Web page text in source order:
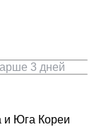
3 дней
Юга Кореи